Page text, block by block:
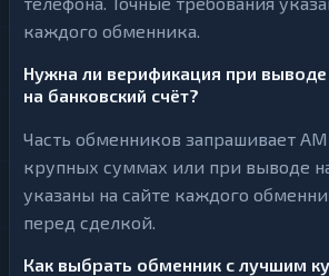
каждого обменника.
Нужна ли верификация при
на банковский счёт?
Часть обменников запрашивает
крупных суммах или при выводе
указаны на сайте каждого
перед сделкой.
Как выбрать обменник с лучшим